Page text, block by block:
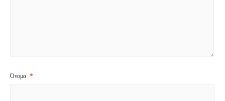
Όνομα *